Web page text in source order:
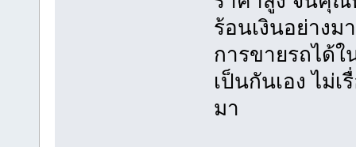
ร้อนเงินอย่างม
การขายรถได้ใ
เป็นกันเอง ไม่
มา